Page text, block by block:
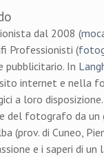
dal 2008 (
Professionisti (
pubblicitario. In
internet e nella
a loro
del fotografo da un
(prov. di Cuneo,
e i saperi di